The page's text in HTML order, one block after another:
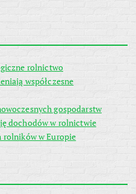
rolnictwo
współczesne
gospodarstw
dochodów w rolnictwie
rolników w Europie